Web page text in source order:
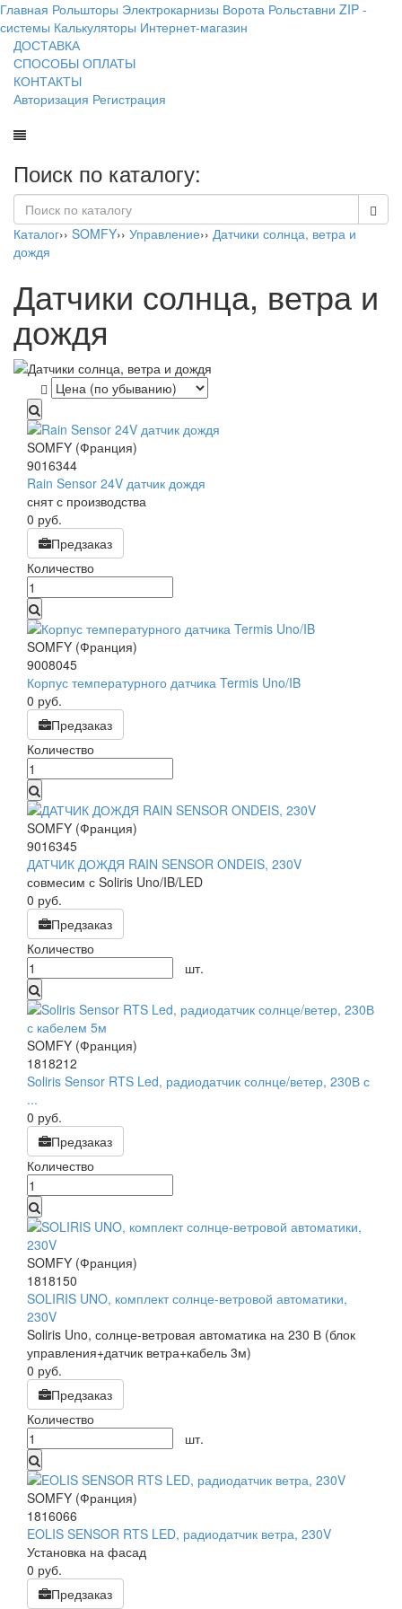
Главная Рольшторы Электрокарнизы Ворота Рольставни ZIP -
системы Калькуляторы Интернет-магазин
ДОСТАВКА
СПОСОБЫ ОПЛАТЫ
КОНТАКТЫ
Авторизация Регистрация
Поиск по каталогу:
Каталог›› SOMFY›› Управление›› Датчики солнца, ветра и
дождя
Датчики солнца, ветра и
дождя
SOMFY (Франция)
9016344
Rain Sensor 24V датчик дождя
снят с производства
0 руб.
Предзаказ
Количество
SOMFY (Франция)
9008045
Корпус температурного датчика Termis Uno/IB
0 руб.
Предзаказ
Количество
SOMFY (Франция)
9016345
ДАТЧИК ДОЖДЯ RAIN SENSOR ONDEIS, 230V
совмесим с Soliris Uno/IB/LED
0 руб.
Предзаказ
Количество
шт.
SOMFY (Франция)
1818212
Soliris Sensor RTS Led, радиодатчик солнце/ветер, 230В с
...
0 руб.
Предзаказ
Количество
SOMFY (Франция)
1818150
SOLIRIS UNO, комплект солнце-ветровой автоматики,
230V
Soliris Uno, солнце-ветровая автоматика на 230 В (блок
управления+датчик ветра+кабель 3м)
0 руб.
Предзаказ
Количество
шт.
SOMFY (Франция)
1816066
EOLIS SENSOR RTS LED, радиодатчик ветра, 230V
Установка на фасад
0 руб.
Предзаказ